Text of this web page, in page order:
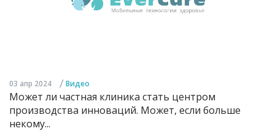
03 апр 2024 / Видео
Может ли частная клиника стать центром
производства инноваций. Может, если больше
некому...